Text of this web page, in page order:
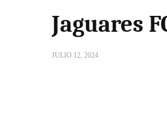
Jaguares
JULIO 12, 2024